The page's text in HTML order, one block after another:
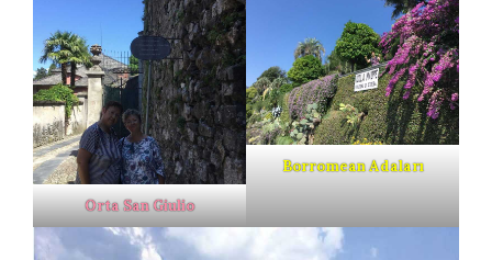
Orta San Giulio
Borromean Adaları